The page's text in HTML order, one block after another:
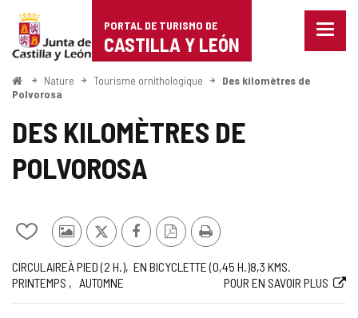
Portal
de
Turismo
de
Castilla
PORTAL DE TURISMO DE
CASTILLA Y LEÓN
Menu
<
Accueil
Nature Tourisme ornithologique
Des kilomètres de
Polvorosa
DES KILOMÈTRES DE
POLVOROSA
Ajouter/retirer
contenu
de
cahiers
Photos
touristes
X FacebookVersionImprimer
Trajet
CIRCULAIRE
Façon À PIED (2 H. ) EN BICYCLETTE (0,45 H. )
Longueur 8,3 KMS.
Recommandée
PRINTEMPS AUTOMNE
Web
POUR EN SAVOIR PLUS